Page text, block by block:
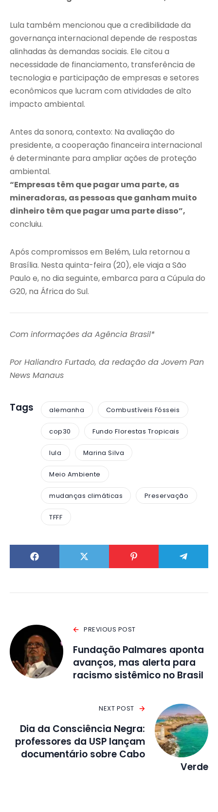
Lula também mencionou que a credibilidade da
governança internacional depende de respostas
alinhadas às demandas sociais. Ele citou a
necessidade de financiamento, transferência de
tecnologia e participação de empresas e setores
econômicos que lucram com atividades de alto
impacto ambiental.
Antes da sonora, contexto: Na avaliação do
presidente, a cooperação financeira internacional
é determinante para ampliar ações de proteção
ambiental.
“Empresas têm que pagar uma parte, as
mineradoras, as pessoas que ganham muito
dinheiro têm que pagar uma parte disso”,
concluiu.
Após compromissos em Belém, Lula retornou a
Brasília. Nesta quinta-feira (20), ele viaja a São
Paulo e, no dia seguinte, embarca para a Cúpula do
G20, na África do Sul.
Com informações da Agência Brasil*
Por Haliandro Furtado, da redação da Jovem Pan
News Manaus
Tags alemanha Combustíveis Fósseis
cop30 Fundo Florestas Tropicais
lula Marina Silva
Meio Ambiente
mudanças climáticas Preservação
TFFF
PREVIOUS POST
Fundação Palmares aponta
avanços, mas alerta para
racismo sistêmico no Brasil
NEXT POST
Dia da Consciência Negra:
professores da USP lançam
documentário sobre Cabo
Verde